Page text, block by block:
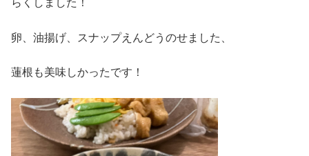
らくしました！
卵、油揚げ、スナップえんどうのせました、
蓮根も美味しかったです！